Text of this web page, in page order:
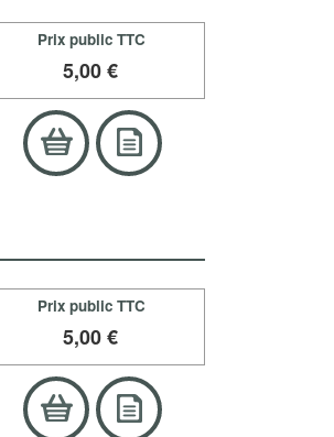
Prix public TTC
5,00 €
Prix public TTC
5,00 €